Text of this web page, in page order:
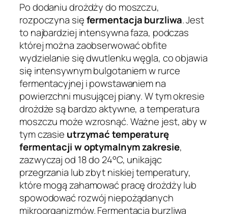
Po dodaniu drożdży do moszczu,
rozpoczyna sięfermentacja burzliwa. Jest
to najbardziej intensywna faza, podczas
której można zaobserwować obfite
wydzielanie się dwutlenku węgla, co objawia
się intensywnym bulgotaniem w rurce
fermentacyjnej i powstawaniem na
powierzchni musującej piany. W tym okresie
drożdże są bardzo aktywne, a temperatura
moszczu może wzrosnąć. Ważne jest, aby w
tym czasie utrzymać temperaturę
fermentacji w optymalnym zakresie,
zazwyczaj od 18 do 24°C, unikając
przegrzania lub zbyt niskiej temperatury,
które mogą zahamować pracę drożdży lub
spowodować rozwój niepożądanych
mikroorganizmów. Fermentacja burzliwa